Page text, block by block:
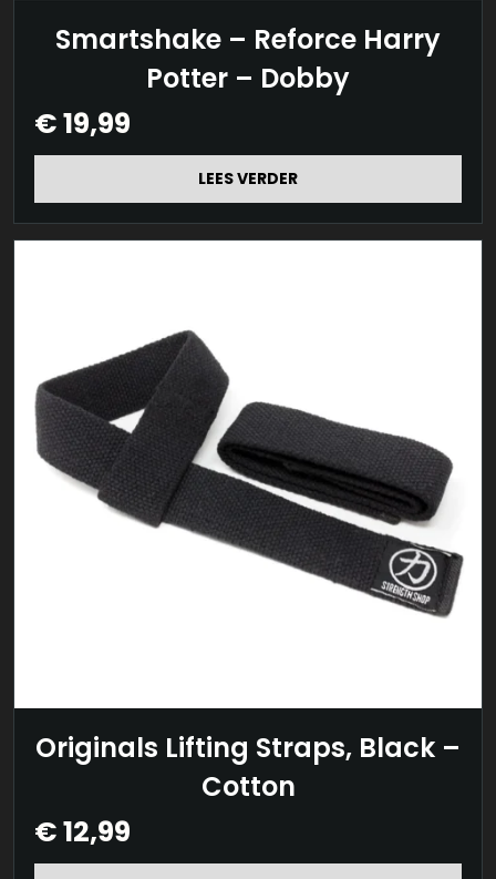
Smartshake – Reforce Harry
Potter – Dobby
€19,99
LEES VERDER
Originals Lifting Straps, Black –
Cotton
€12,99